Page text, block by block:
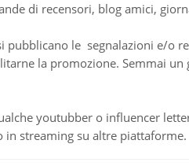
di recensori, blog amici,
pubblicano le segnalazioni e/o
la promozione. Semmai un
youtubber o influencer
in streaming su altre piattaforme.